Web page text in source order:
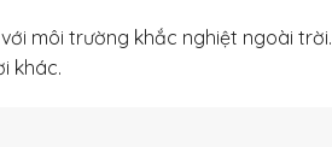
môi trường khắc nghiệt ngoài trời.
khác.